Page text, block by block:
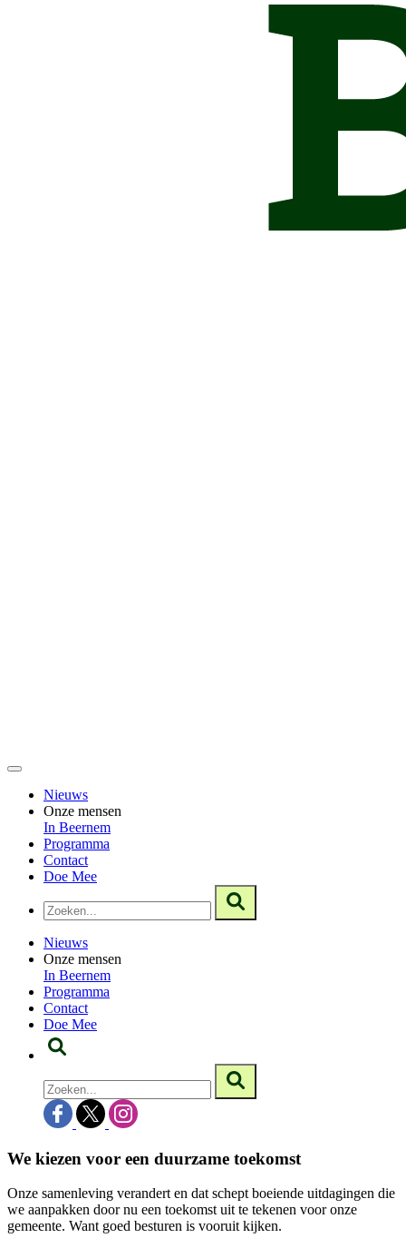
Nieuws
Onze mensen
In Beernem
Programma
Contact
Doe Mee
Nieuws
Onze mensen
In Beernem
Programma
Contact
Doe Mee
We kiezen voor een duurzame toekomst
Onze samenleving verandert en dat schept boeiende uitdagingen die
we aanpakken door nu een toekomst uit te tekenen voor onze
gemeente. Want goed besturen is vooruit kijken.